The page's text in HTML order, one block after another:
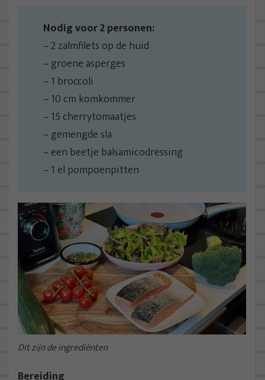
Nodig voor 2 personen:
– 2 zalmfilets op de huid
– groene asperges
– 1 broccoli
– 10 cm komkommer
– 15 cherrytomaatjes
– gemengde sla
– een beetje balsamicodressing
– 1 el pompoenpitten
Dit zijn de ingrediënten